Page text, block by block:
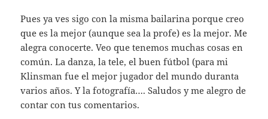
Pues ya ves sigo con la misma bailarina porque creo
que es la mejor (aunque sea la profe) es la mejor. Me
alegra conocerte. Veo que tenemos muchas cosas en
común. La danza, la tele, el buen fútbol (para mi
Klinsman fue el mejor jugador del mundo duranta
varios años. Y la fotografía…. Saludos y me alegro de
contar con tus comentarios.